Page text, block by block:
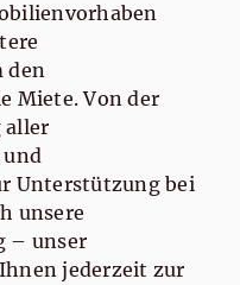
den
Miete. Von der
aller
und
Unterstützung bei
unsere
– unser
jederzeit zur